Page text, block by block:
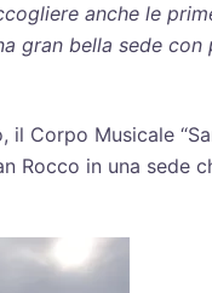
anche le
gran bella sede
Corpo Musicale
Rocco in una sede